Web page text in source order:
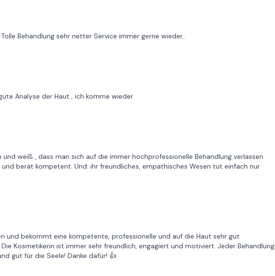
Behandlung sehr netter Service immer gerne wieder..
Analyse der Haut , ich komme wieder
und weiß , dass man sich auf die immer hochprofessionelle Behandlung verlassen
berät kompetent. Und: ihr freundliches, empathisches Wesen tut einfach nur
und bekommt eine kompetente, professionelle und auf die Haut sehr gut
Kosmetikerin ist immer sehr freundlich, engagiert und motiviert. Jeder Behandlung
gut für die Seele! Danke dafür! 👍